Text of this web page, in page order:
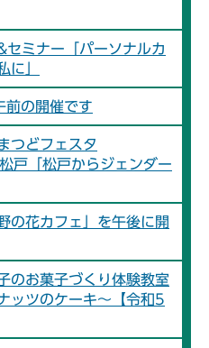
セミナー「パーソナルカ
に」
前の開催です
つどフェスタ
戸「松戸からジェンダー
の花カフェ」を午後に開
のお菓子づくり体験教室
ッツのケーキ～【令和5